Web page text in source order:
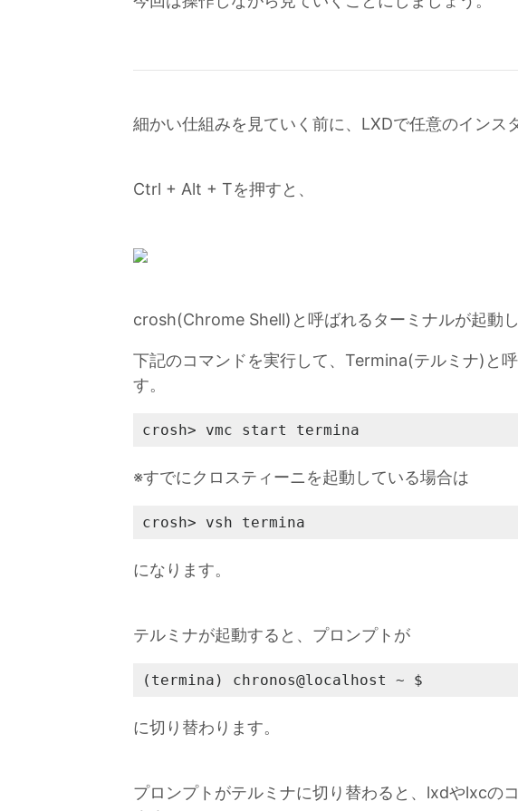
細かい仕組みを見ていく前に、LXDで任意のインス
Ctrl + Alt + Tを押すと、
crosh(Chrome Shell)と呼ばれるターミナルが起動し
下記のコマンドを実行して、Termina(テルミナ)と
す。
crosh> vmc start termina
※すでにクロスティーニを起動している場合は
crosh> vsh termina
になります。
テルミナが起動すると、プロンプトが
(termina) chronos@localhost ~ $
に切り替わります。
プロンプトがテルミナに切り替わると、lxdやlxcの